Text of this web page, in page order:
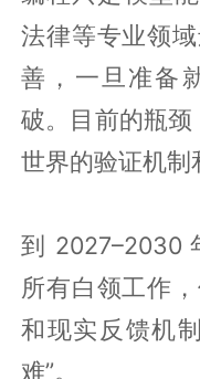
法律等专业领
善，一旦准备
破。目前的瓶
世界的验证机制
到 2027–2030
所有白领工作
和现实反馈机
难”。